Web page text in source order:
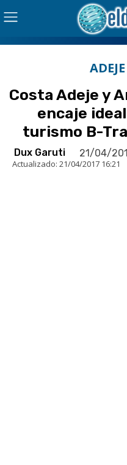
ADEJE
Costa Adeje y
encaje
turismo B-
Dux Garuti 21/04/
Actualizado: 21/04/2017 16:21